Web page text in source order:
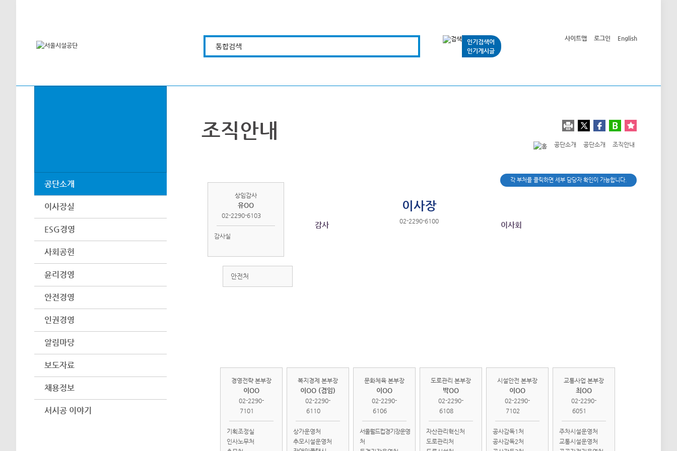
통합검색
인기검색어
인기게시글
사이트맵 로그인 English
공단소개
이사장실
ESG경영
사회공헌
윤리경영
안전경영
인권경영
알림마당
보도자료
채용정보
서시공 이야기
조직안내
공단소개 공단소개 조직안내
각 부처를 클릭하면 세부 담당자 확인이 가능합니다.
이사장
02-2290-6100
감사
상임감사
유OO
02-2290-6103
감사실
이사회
경영전략 본부장
이OO
02-2290-
7101
기획조정실
인사노무처
복지경제 본부장
이OO (겸임)
02-2290-
6110
상가운영처
추모시설운영처
문화체육 본부장
이OO
02-2290-
6106
서울월드컵경기장운영
처
도로관리 본부장
박OO
02-2290-
6108
자산관리혁신처
도로관리처
시설안전 본부장
이OO
02-2290-
7102
공사감독1처
공사감독2처
교통사업 본부장
최OO
02-2290-
6051
주차시설운영처
교통시설운영처
안전처